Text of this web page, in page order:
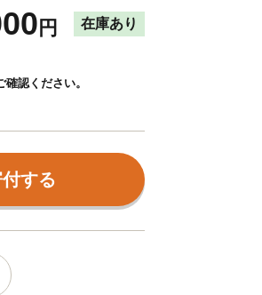
円 在庫あり
確認ください。
する